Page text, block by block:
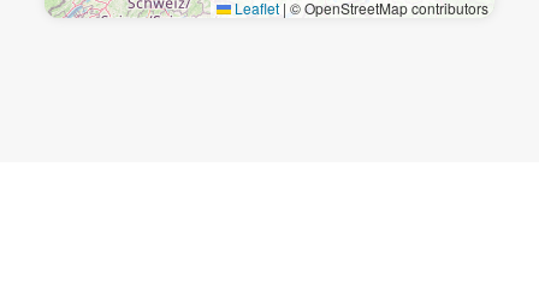
Leaflet | © OpenStreetMap contributors